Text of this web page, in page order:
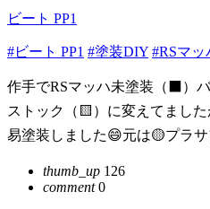
ビート PP1
#ビート PP1 #塗装DIY #RSマッ
作手でRSマッハ未塗装（⬛️）
ストック（🟨）に変えてまし
易塗装しました😄元は🟡プラ
thumb_up 126
comment0